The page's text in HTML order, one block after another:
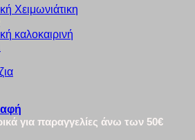
Χειμωνιάτικη
καλοκαιρινή
για παραγγελίες άνω των 50€